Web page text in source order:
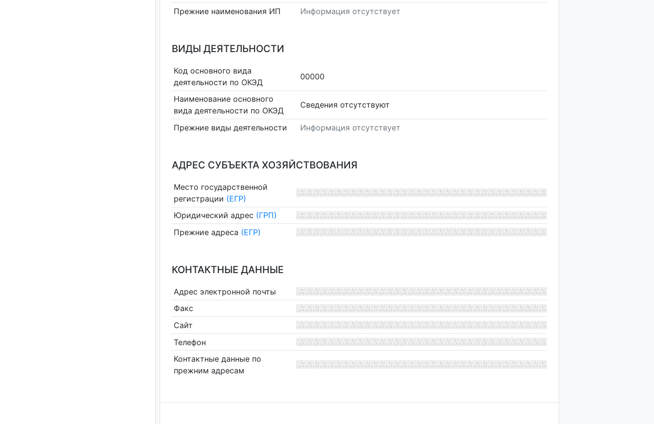
Прежние наименования ИП Информация отсутствует
ВИДЫ ДЕЯТЕЛЬНОСТИ
Код основного вида
деятельности по ОКЭД
00000
Наименование основного
вида деятельности по ОКЭД
Cведения отсутствуют
Прежние виды деятельности Информация отсутствует
АДРЕС СУБЪЕКТА ХОЗЯЙСТВОВАНИЯ
Место государственной
регистрации (ЕГР)
Юридический адрес (ГРП)
Прежние адреса (ЕГР)
КОНТАКТНЫЕ ДАННЫЕ
Адрес электронной почты
Факс
Сайт
Телефон
Контактные данные по
прежним адресам